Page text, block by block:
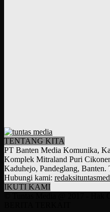
TENTANG KITA
PT Banten Media Komunika,
Komplek Mitraland Puri
Kaduhejo, Pandeglang,
Hubungi kami:
IKUTI KAMI